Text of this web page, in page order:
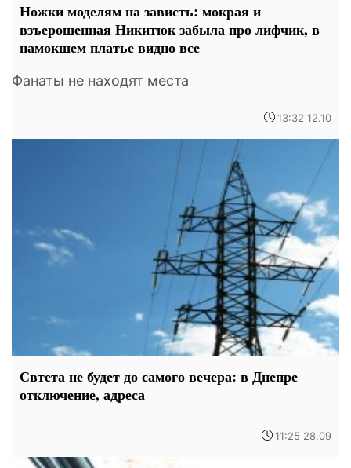
Ножки моделям на зависть: мокрая и
взъерошенная Никитюк забыла про лифчик, в
намокшем платье видно все
Фанаты не находят места
13:32 12.10
Свтета не будет до самого вечера: в Днепре
отключение, адреса
11:25 28.09